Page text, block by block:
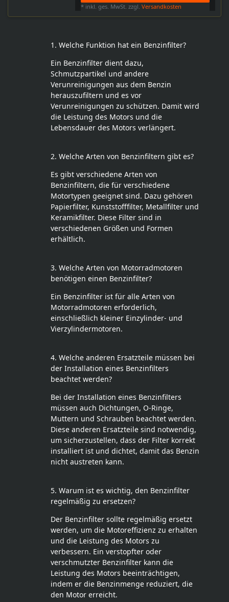
* inkl. ges. MwSt. zzgl.Versandkosten
1. Welche Funktion hat ein Benzinfilter?
Ein Benzinfilter dient dazu,
Schmutzpartikel und andere
Verunreinigungen aus dem Benzin
herauszufiltern und es vor
Verunreinigungen zu schützen. Damit wird
die Leistung des Motors und die
Lebensdauer des Motors verlängert.
2. Welche Arten von Benzinfiltern gibt es?
Es gibt verschiedene Arten von
Benzinfiltern, die für verschiedene
Motortypen geeignet sind. Dazu gehören
Papierfilter, Kunststofffilter, Metallfilter und
Keramikfilter. Diese Filter sind in
verschiedenen Größen und Formen
erhältlich.
3. Welche Arten von Motorradmotoren
benötigen einen Benzinfilter?
Ein Benzinfilter ist für alle Arten von
Motorradmotoren erforderlich,
einschließlich kleiner Einzylinder- und
Vierzylindermotoren.
4. Welche anderen Ersatzteile müssen bei
der Installation eines Benzinfilters
beachtet werden?
Bei der Installation eines Benzinfilters
müssen auch Dichtungen, O-Ringe,
Muttern und Schrauben beachtet werden.
Diese anderen Ersatzteile sind notwendig,
um sicherzustellen, dass der Filter korrekt
installiert ist und dichtet, damit das Benzin
nicht austreten kann.
5. Warum ist es wichtig, den Benzinfilter
regelmäßig zu ersetzen?
Der Benzinfilter sollte regelmäßig ersetzt
werden, um die Motoreffizienz zu erhalten
und die Leistung des Motors zu
verbessern. Ein verstopfter oder
verschmutzter Benzinfilter kann die
Leistung des Motors beeinträchtigen,
indem er die Benzinmenge reduziert, die
den Motor erreicht.